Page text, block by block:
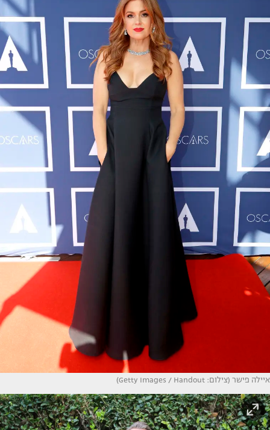
איילה פישר (צילום: Getty Images / Handout)